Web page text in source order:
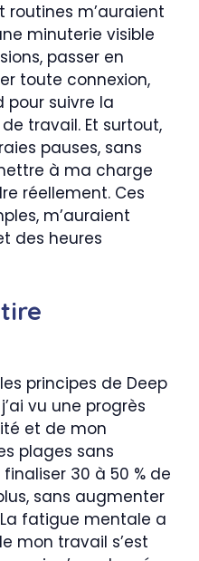
routines m’auraient
minuterie visible
passer en
toute connexion,
pour suivre la
travail. Et surtout,
pauses, sans
à ma charge
réellement. Ces
m’auraient
des heures
principes de Deep
vu une progrès
et de mon
plages sans
30 à 50 % de
sans augmenter
fatigue mentale a
mon travail s’est